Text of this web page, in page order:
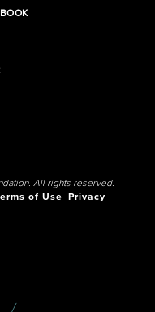
All rights reserved.
of Use
Privacy